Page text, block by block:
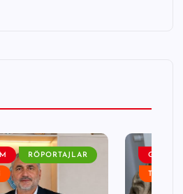
RÖPORTAJLAR
TURIZM